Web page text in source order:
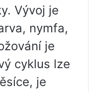
Vývoj je
nymfa,
je
cyklus lze
je